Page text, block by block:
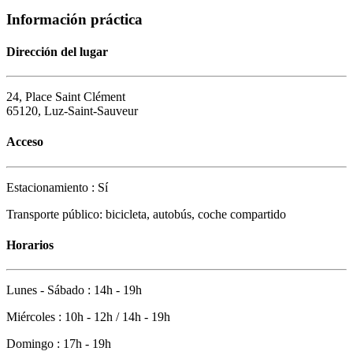
Información práctica
Dirección del lugar
24, Place Saint Clément
65120, Luz-Saint-Sauveur
Acceso
Estacionamiento : Sí
Transporte público: bicicleta, autobús, coche compartido
Horarios
Lunes - Sábado : 14h - 19h
Miércoles : 10h - 12h / 14h - 19h
Domingo : 17h - 19h